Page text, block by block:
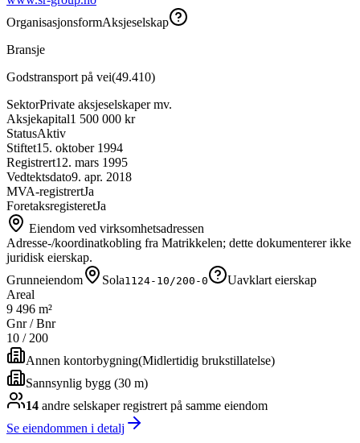
OrganisasjonsformAksjeselskap
Bransje
Godstransport på vei(49.410)
SektorPrivate aksjeselskaper mv.
Aksjekapital1 500 000 kr
StatusAktiv
Stiftet15. oktober 1994
Registrert12. mars 1995
Vedtektsdato9. apr. 2018
MVA-registrertJa
ForetaksregisteretJa
Eiendom ved virksomhetsadressen
Adresse-/koordinatkobling fra Matrikkelen; dette dokumenterer ikke
juridisk eierskap.
Grunneiendom
Sola1124-10/200-0
Uavklart eierskap
Areal
9 496 m²
Gnr / Bnr
10 /200
Annen kontorbygning(Midlertidig brukstillatelse)
Sannsynlig bygg (30 m)
14 andre selskaperregistrert på samme eiendom
Se eiendommen i detalj